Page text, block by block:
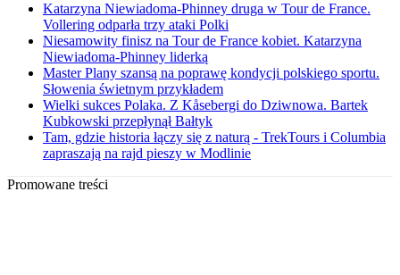
Katarzyna Niewiadoma-Phinney druga w Tour de France.
Vollering odparła trzy ataki Polki
Niesamowity finisz na Tour de France kobiet. Katarzyna
Niewiadoma-Phinney liderką
Master Plany szansą na poprawę kondycji polskiego sportu.
Słowenia świetnym przykładem
Wielki sukces Polaka. Z Kåsebergi do Dziwnowa. Bartek
Kubkowski przepłynął Bałtyk
Tam, gdzie historia łączy się z naturą - TrekTours i Columbia
zapraszają na rajd pieszy w Modlinie
Promowane treści